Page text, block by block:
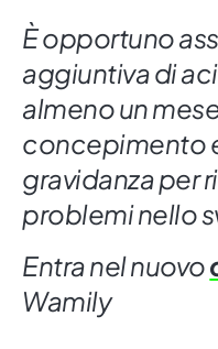
È opportuno
aggiuntiva di
almeno un
concepimento
gravidanza per
problemi nello
Entra nel nuovo
Wamily